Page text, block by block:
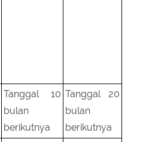
Tanggal 10
bulan
berikutnya
Tanggal 20
bulan
berikutnya